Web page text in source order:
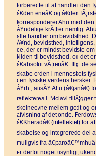
forberedte til at handle i den
â€den eneâ€ og â€den
korresponderer Ahu med
Ã¥ndelige krÃ¦fter nemlig:
alle handler om bevidsthed.
Ã¥nd, bevidsthed, intelligens,
de, der er mindst bevidste
kilden til bevidsthed, og det
â€absolut vÃ¦renâ€. Iflg.
skabe orden i menneskets
den fysiske verdens hersker.
Ã¥rh., ansÃ¥ Ahu (â€janâ€)
reflekteres i. Molavi tillÃ¦gger
skelneevne mellem godt og
afvisning af det onde.
â€Kheradâ€ (intellektet) for
skabelse og integrerede del
muligvis fra
er derfor noget usynligt,